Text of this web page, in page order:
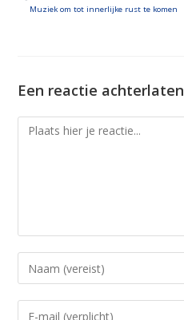
Muziek om tot innerlijke rust te komen
Een reactie achterlaten